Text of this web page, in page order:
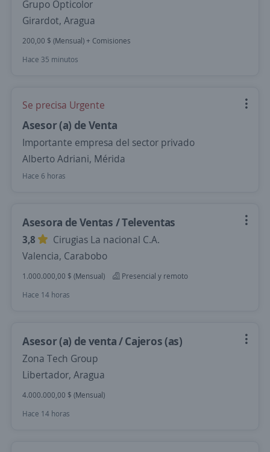
Grupo Opticolor
Girardot, Aragua
200,00 $ (Mensual) + Comisiones
Hace 35 minutos
Se precisa Urgente
Asesor (a) de Venta
Importante empresa del sector privado
Alberto Adriani, Mérida
Hace 6 horas
Asesora de Ventas / Televentas
3,8
Cirugias La nacional C.A.
Valencia, Carabobo
1.000.000,00 $ (Mensual)
Presencial y remoto
Hace 14 horas
Asesor (a) de venta / Cajeros (as)
Zona Tech Group
Libertador, Aragua
4.000.000,00 $ (Mensual)
Hace 14 horas